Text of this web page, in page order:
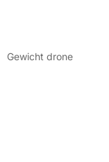
Gewicht drone